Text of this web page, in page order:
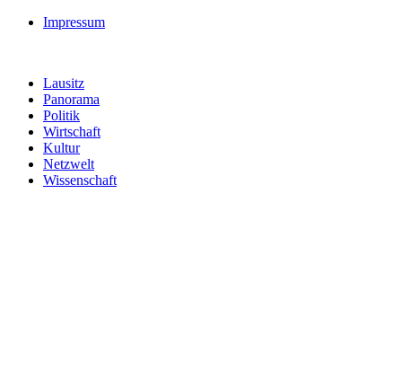
Impressum
Lausitz
Panorama
Politik
Wirtschaft
Kultur
Netzwelt
Wissenschaft